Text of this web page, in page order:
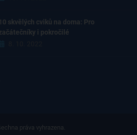
skvělých cviků na doma: Pro
i pokročilé
práva vyhrazena.